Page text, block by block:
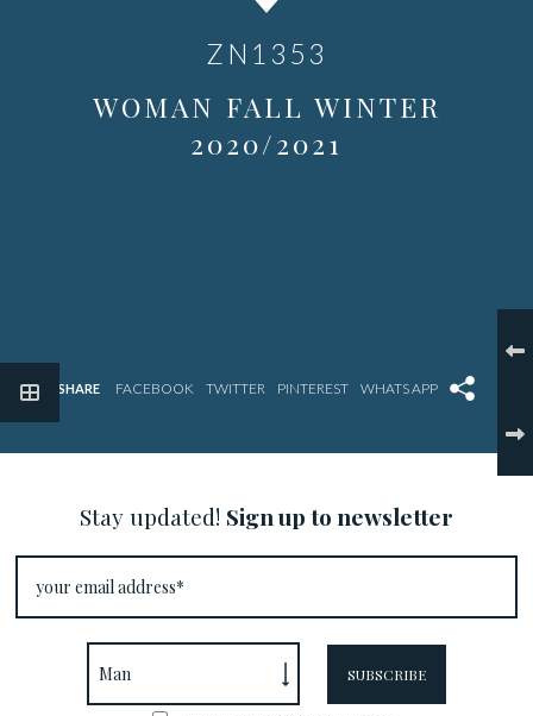
ZN1353
WOMAN FALL WINTER
2020/2021
SHARE
Stay updated! Sign up to newsletter